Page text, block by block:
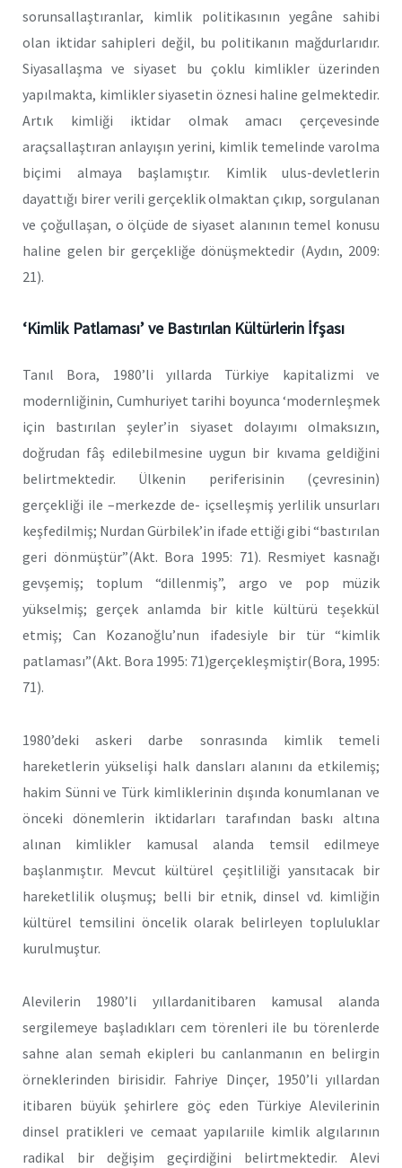
sorunsallaştıranlar, kimlik politikasının yegâne sahibi
olan iktidar sahipleri değil, bu politikanın mağdurlarıdır.
Siyasallaşma ve siyaset bu çoklu kimlikler üzerinden
yapılmakta, kimlikler siyasetin öznesi haline gelmektedir.
Artık kimliği iktidar olmak amacı çerçevesinde
araçsallaştıran anlayışın yerini, kimlik temelinde varolma
biçimi almaya başlamıştır. Kimlik ulus-devletlerin
dayattığı birer verili gerçeklik olmaktan çıkıp, sorgulanan
ve çoğullaşan, o ölçüde de siyaset alanının temel konusu
haline gelen bir gerçekliğe dönüşmektedir (Aydın, 2009:
21).
‘Kimlik Patlaması’ ve Bastırılan Kültürlerin İfşası
Tanıl Bora, 1980’li yıllarda Türkiye kapitalizmi ve
modernliğinin, Cumhuriyet tarihi boyunca ‘modernleşmek
için bastırılan şeyler’in siyaset dolayımı olmaksızın,
doğrudan fâş edilebilmesine uygun bir kıvama geldiğini
belirtmektedir. Ülkenin periferisinin (çevresinin)
gerçekliği ile –merkezde de- içselleşmiş yerlilik unsurları
keşfedilmiş; Nurdan Gürbilek’in ifade ettiği gibi “bastırılan
geri dönmüştür”(Akt. Bora 1995: 71). Resmiyet kasnağı
gevşemiş; toplum “dillenmiş”, argo ve pop müzik
yükselmiş; gerçek anlamda bir kitle kültürü teşekkül
etmiş; Can Kozanoğlu’nun ifadesiyle bir tür “kimlik
patlaması”(Akt. Bora 1995: 71)gerçekleşmiştir(Bora, 1995:
71).
1980’deki askeri darbe sonrasında kimlik temeli
hareketlerin yükselişi halk dansları alanını da etkilemiş;
hakim Sünni ve Türk kimliklerinin dışında konumlanan ve
önceki dönemlerin iktidarları tarafından baskı altına
alınan kimlikler kamusal alanda temsil edilmeye
başlanmıştır. Mevcut kültürel çeşitliliği yansıtacak bir
hareketlilik oluşmuş; belli bir etnik, dinsel vd. kimliğin
kültürel temsilini öncelik olarak belirleyen topluluklar
kurulmuştur.
Alevilerin 1980’li yıllardanitibaren kamusal alanda
sergilemeye başladıkları cem törenleri ile bu törenlerde
sahne alan semah ekipleri bu canlanmanın en belirgin
örneklerinden birisidir. Fahriye Dinçer, 1950’li yıllardan
itibaren büyük şehirlere göç eden Türkiye Alevilerinin
dinsel pratikleri ve cemaat yapılarıile kimlik algılarının
radikal bir değişim geçirdiğini belirtmektedir. Alevi